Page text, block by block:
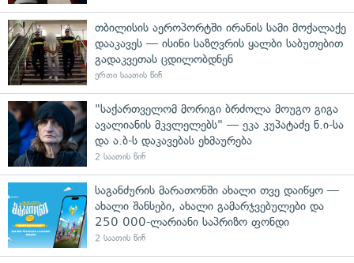
თბილისის აეროპორტში ირანის სამი მოქალაქე
დააკავეს — ისინი საზღვრის ყალბი საბუთებით
გადაკვეთას ცდილობდნენ
ერთი საათის წინ
"საქართველომ მორიგი ბრძოლა მოუგო გიგა
ავალიანის მკვლელებს" — ეკა კუპატაძე ნ.ი-სა
და ა.ბ-ს დაკავებას ეხმაურება
2 საათის წინ
საგანძურის მარათონში ახალი თვე დაიწყო —
ახალი შანსები, ახალი გამარჯვებულები და
250 000-ლარიანი საპრიზო ფონდი
2 საათის წინ